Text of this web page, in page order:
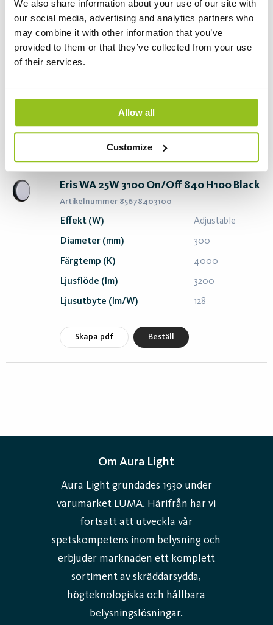
We also share information about your use of our site with
our social media, advertising and analytics partners who
may combine it with other information that you’ve
provided to them or that they’ve collected from your use
of their services.
Allow all
Customize
Artikelnummer 85678401900
Effekt (W) Adjustable
Diameter (mm) 300
Färgtemp (K)
Ljusutbyte (lm/W) 80
Eris WA 25W 3100 On/Off 840 H100 Black
Artikelnummer 85678403100
Effekt (W) Adjustable
Diameter (mm) 300
Färgtemp (K) 4000
Ljusflöde (lm) 3200
Ljusutbyte (lm/W) 128
Skapa pdf Beställ
Om Aura Light
Aura Light grundades 1930 under
varumärket LUMA. Härifrån har vi
fortsatt att utveckla vår
spetskompetens inom belysning och
erbjuder marknaden ett komplett
sortiment av skräddarsydda,
högteknologiska och hållbara
belysningslösningar.